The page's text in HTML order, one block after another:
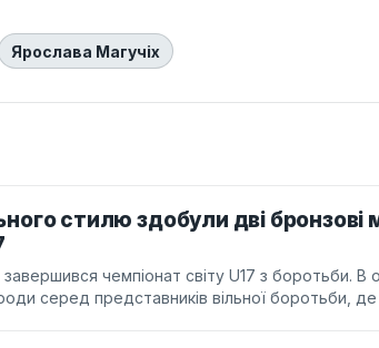
Ярослава Магучіх
стилю здобули дві бронзові
чемпіонат світу U17 з боротьби. В
серед представників вільної боротьби, де